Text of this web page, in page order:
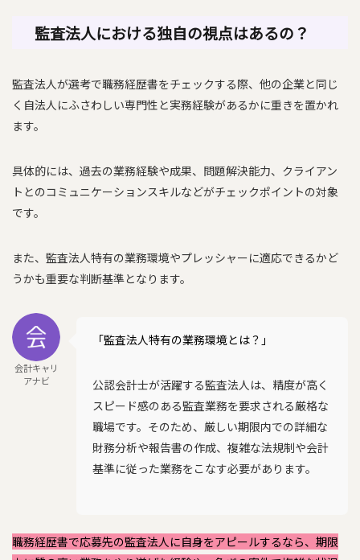
監査法人における独自の視点はあるの？
監査法人が選考で職務経歴書をチェックする際、他の企業と同じ
く自法人にふさわしい専門性と実務経験があるかに重きを置かれ
ます。
具体的には、過去の業務経験や成果、問題解決能力、クライアン
トとのコミュニケーションスキルなどがチェックポイントの対象
です。
また、監査法人特有の業務環境やプレッシャーに適応できるかど
うかも重要な判断基準となります。
会計キャリ
アナビ
「監査法人特有の業務環境とは？」
公認会計士が活躍する監査法人は、精度が高く
スピード感のある監査業務を要求される厳格な
職場です。そのため、厳しい期限内での詳細な
財務分析や報告書の作成、複雑な法規制や会計
基準に従った業務をこなす必要があります。
職務経歴書で応募先の監査法人に自身をアピールするなら、期限